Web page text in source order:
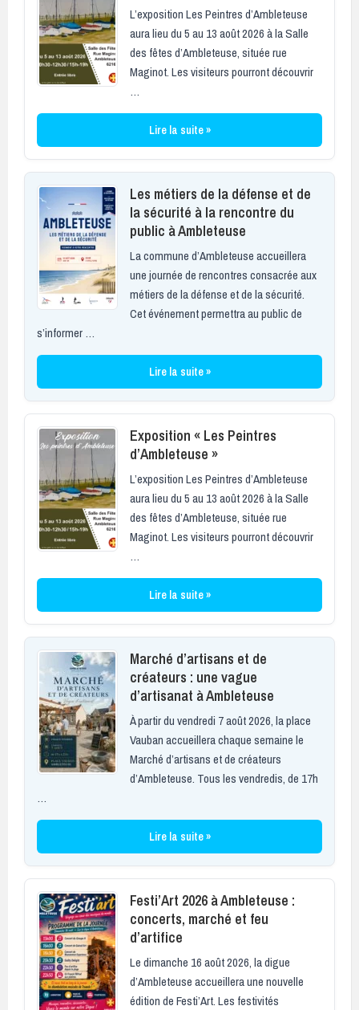
L’exposition Les Peintres d’Ambleteuse
aura lieu du 5 au 13 août 2026 à la Salle
des fêtes d’Ambleteuse, située rue
Maginot. Les visiteurs pourront découvrir
…
Lire la suite »
Les métiers de la défense et de
la sécurité à la rencontre du
public à Ambleteuse
La commune d’Ambleteuse accueillera
une journée de rencontres consacrée aux
métiers de la défense et de la sécurité.
Cet événement permettra au public de
s’informer …
Lire la suite »
Exposition « Les Peintres
d’Ambleteuse »
L’exposition Les Peintres d’Ambleteuse
aura lieu du 5 au 13 août 2026 à la Salle
des fêtes d’Ambleteuse, située rue
Maginot. Les visiteurs pourront découvrir
…
Lire la suite »
Marché d’artisans et de
créateurs : une vague
d’artisanat à Ambleteuse
À partir du vendredi 7 août 2026, la place
Vauban accueillera chaque semaine le
Marché d’artisans et de créateurs
d’Ambleteuse. Tous les vendredis, de 17h
…
Lire la suite »
Festi’Art 2026 à Ambleteuse :
concerts, marché et feu
d’artifice
Le dimanche 16 août 2026, la digue
d’Ambleteuse accueillera une nouvelle
édition de Festi’Art. Les festivités